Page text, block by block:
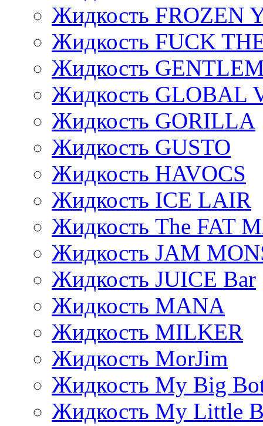
Жидкость FROZEN
Жидкость FUCK
Жидкость
Жидкость GLOBAL
Жидкость GORILLA
Жидкость GUSTO
Жидкость HAVOCS
Жидкость ICE LAIR
Жидкость The FAT
Жидкость JAM
Жидкость JUICE Bar
Жидкость MANA
Жидкость MILKER
Жидкость MorJim
Жидкость My Big
Жидкость My Little